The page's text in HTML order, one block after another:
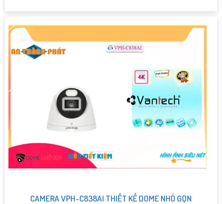
CAMERA VPH-C838AI THIẾT KẾ DOME NHỎ GỌN